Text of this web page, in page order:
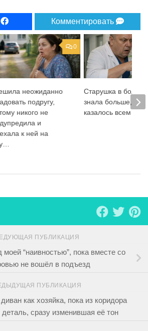
Комментировать
0
неожиданно
подругу,
никого не
и
к ней на
Старушка в
знала больше, чем
казалось всем
ПУБЛИКАЦИЯ
“наивностью”, пока вместе со
не вошёл в подъезд
ПУБЛИКАЦИЯ
как хозяйка, пока из коридора
деталь, сразу изменившая её тон